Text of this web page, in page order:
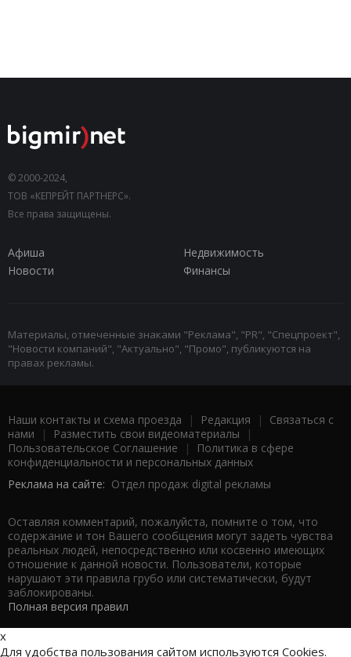
© 2000-2024,
ТОВ «КЕПРЕЙТ ПАРТНЕРС».
Все права защищены.
Афиша
Недвижимость
Новости
Финансы
Материалы, отмеченные знаками "Реклама", "PR", "Спецпроект",
"Новости компаний", "Актуально", "Промо", публикуются на
правах рекламы.
Наши контакты и схема проезда | Редакция | Связаться с
нами | Разместить свои видеоматериалы |
Пользовательское Соглашение |
Политика в сфере
конфиденциальности и персональных данных
Реклама на сайте: Отдел продаж digital рекламы
Оставляя комментарий, пожалуйста, помните о том, что
содержание и тон Вашего сообщения могут задеть чувства
реальных людей, непосредственно или косвенно имеющих
отношение к данной новости. Пользователи, которые
нарушают эти правила грубо или систематически, будут
заблокированы.
Полная версия правил
x
Для удобства пользования сайтом используются Cookies.